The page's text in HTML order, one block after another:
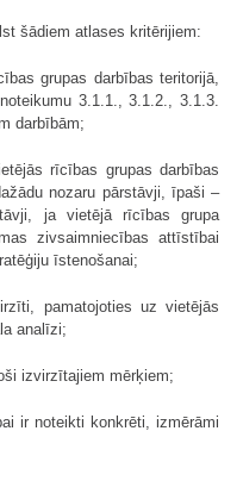
šādiem atlases kritērijiem:
grupas darbības teritorijā,
3.1.1., 3.1.2., 3.1.3.
darbībām;
rīcības grupas darbības
nozaru pārstāvji, īpaši –
ja vietējā rīcības grupa
zivsaimniecības attīstībai
īstenošanai;
pamatojoties uz vietējās
analīzi;
izvirzītajiem mērķiem;
ir noteikti konkrēti, izmērāmi